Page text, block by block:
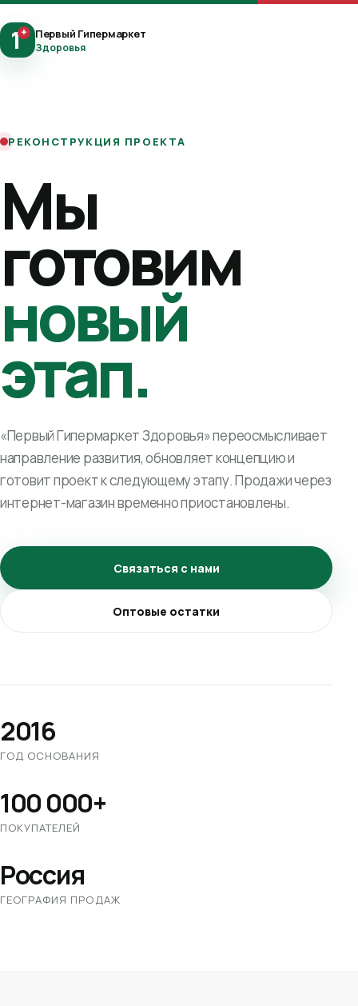
1+ Первый Гипермаркет
Здоровья
РЕКОНСТРУКЦИЯ ПРОЕКТА
Мы
готовим
новый
этап.
«Первый Гипермаркет Здоровья» переосмысливает
направление развития, обновляет концепцию и
готовит проект к следующему этапу. Продажи через
интернет-магазин временно приостановлены.
Связаться с нами
Оптовые остатки
2016
ГОД ОСНОВАНИЯ
100 000+
ПОКУПАТЕЛЕЙ
Россия
ГЕОГРАФИЯ ПРОДАЖ